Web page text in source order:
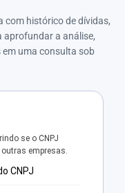
com histórico de dívidas,
aprofundar a análise,
uma consulta sob
se o CNPJ
empresas.
CNPJ